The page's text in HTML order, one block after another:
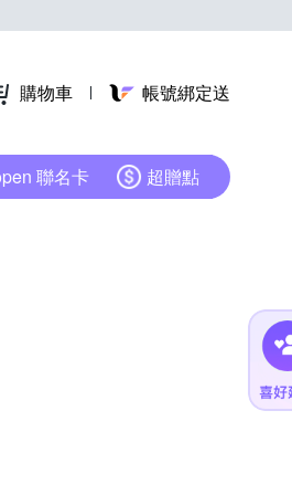
購物車 帳號綁定送
聯名卡 超贈點